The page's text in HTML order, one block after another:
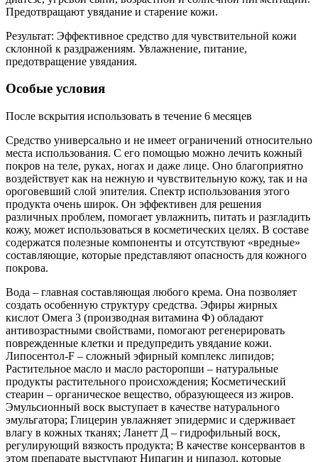
Предотвращают увядание и старение кожи.
Результат: Эффективное средство для чувствительной кожи
склонной к раздражениям. Увлажнение, питание,
предотвращение увядания.
Особые условия
После вскрытия использовать в течение 6 месяцев
Средство универсально и не имеет ограничений относительно
места использования. С его помощью можно лечить кожный
покров на теле, руках, ногах и даже лице. Оно благоприятно
воздействует как на нежную и чувствительную кожу, так и на
ороговевший слой эпителия. Спектр использования этого
продукта очень широк. Он эффективен для решения
различных проблем, помогает увлажнить, питать и разгладить
кожу, может использоваться в косметических целях. В составе
содержатся полезные компоненты и отсутствуют «вредные»
составляющие, которые представляют опасность для кожного
покрова.
Вода – главная составляющая любого крема. Она позволяет
создать особенную структуру средства. Эфиры жирных
кислот Омега 3 (производная витамина Ф) обладают
антивозрастными свойствами, помогают регенерировать
поврежденные клетки и предупредить увядание кожи.
Липосентол-F – сложный эфирный комплекс липидов;
Растительное масло и масло расторопши – натуральные
продукты растительного происхождения; Косметический
стеарин – органическое вещество, образующееся из жиров.
Эмульсионный воск выступает в качестве натурального
эмульгатора; Глицерин увлажняет эпидермис и сдерживает
влагу в кожных тканях; Ланетт Д – гидрофильный воск,
регулирующий вязкость продукта; В качестве консервантов в
этом препарате выступают Нипагин и нипазол, которые